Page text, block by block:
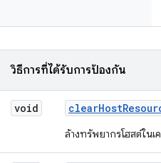
วิธีการที่ได้รับการป้องกัน
void clearHost
ล้างทรัพยากรโฮสต์ในเ